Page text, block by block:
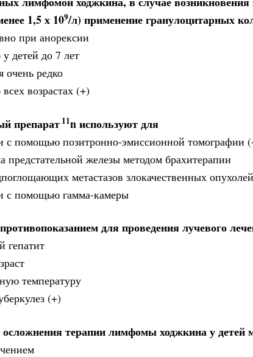
1,5 х 109/л) применение гранулоцитарных
при анорексии
детей до 7 лет
очень редко
возрастах (+)
препарат 11n используют для
с помощью позитронно-эмиссионной томографии
предстательной железы методом брахитерапии
метастазов злокачественных
с помощью гамма-камеры
для проведения лучевого
гепатит
температуру
(+)
терапии лимфомы ходжкина у детей